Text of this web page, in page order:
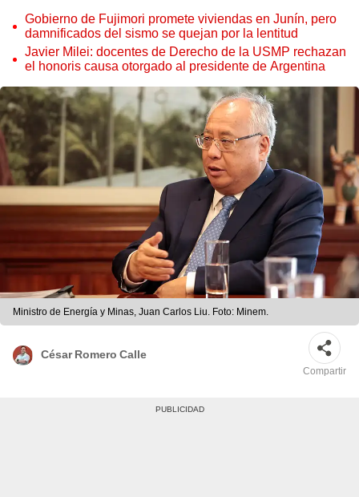
Gobierno de Fujimori promete viviendas en Junín, pero
damnificados del sismo se quejan por la lentitud
Javier Milei: docentes de Derecho de la USMP rechazan
el honoris causa otorgado al presidente de Argentina
Ministro de Energía y Minas, Juan Carlos Liu. Foto: Minem.
César Romero Calle
Compartir